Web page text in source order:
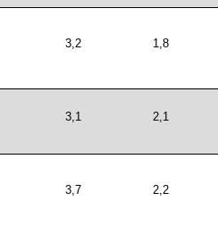
3,2 1,8
3,1 2,1
3,7 2,2